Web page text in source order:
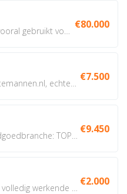
€80.000
€7.500
€9.450
€2.000